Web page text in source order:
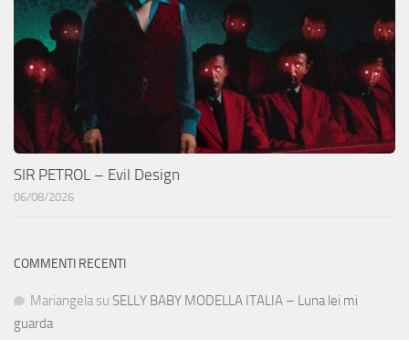
SIR PETROL – Evil Design
06/08/2026
COMMENTI RECENTI
Mariangela su SELLY BABY MODELLA ITALIA – Luna lei mi
guarda